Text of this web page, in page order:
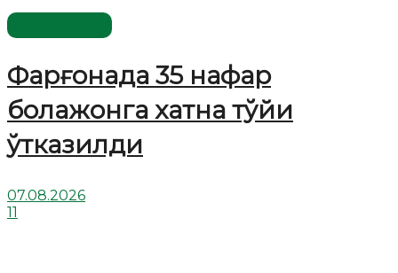
Фарғонада 35 нафар
болажонга хатна тўйи
ўтказилди
07.08.2026
11